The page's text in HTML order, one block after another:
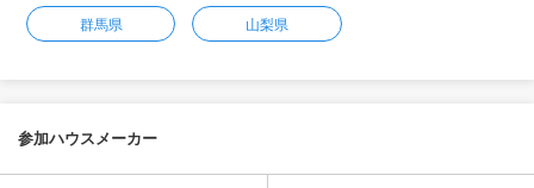
群馬県 山梨県
参加ハウスメーカー